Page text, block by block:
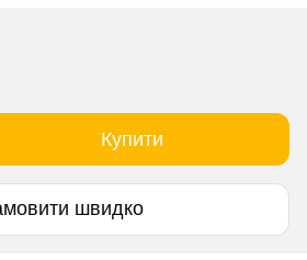
Купити
швидко